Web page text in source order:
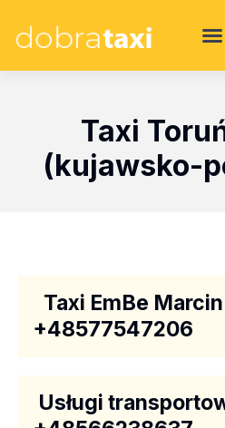
Taxi
(kujawsko-
Taxi EmBe
+48577547206
Usługi